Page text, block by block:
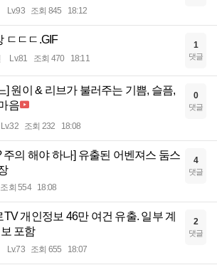
Lv.93 조회 845 18:12
ㄷㄷㄷ.GIF
Lv.81 조회 470 18:11
1
댓글
] 원이 & 리브가 불러주는 기쁨, 슬픔,
음
Lv.32 조회 232 18:08
0
댓글
주의 해야 하나] 유출된 어벤져스 둠스
조회 554 18:08
4
댓글
TV 개인정보 46만 여건 유출. 일부 계
포함
Lv.73 조회 655 18:07
2
댓글